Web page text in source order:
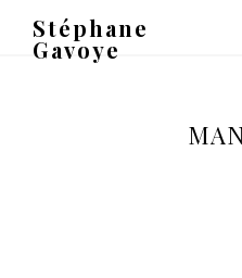
Stéphane
Gavoye